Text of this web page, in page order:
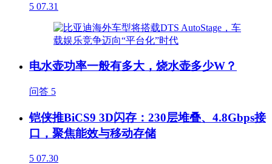
5 07.31
电水壶功率一般有多大，烧水壶多少W？
问答 5
铠侠推BiCS9 3D闪存：230层堆叠、4.8Gbps接
口，聚焦能效与移动存储
5 07.30